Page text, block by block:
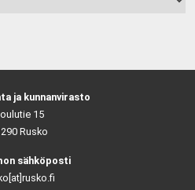
ja kunnanvirasto
15
Rusko
sähköposti